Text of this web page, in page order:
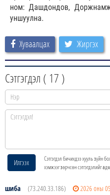
ном: Дашдондов,
уншуулна.
Хуваалцах Жиргэх
Сэтгэгдэл ( 17 )
Илгээх
Сэтгэгдэл бичихдээ хууль зүйн
хэмжээг зөрчсөн сэтгэгдэлийг
шиба (73.240.33.186)
2026 оны